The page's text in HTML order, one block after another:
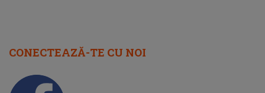
CONECTEAZĂ-TE CU NOI